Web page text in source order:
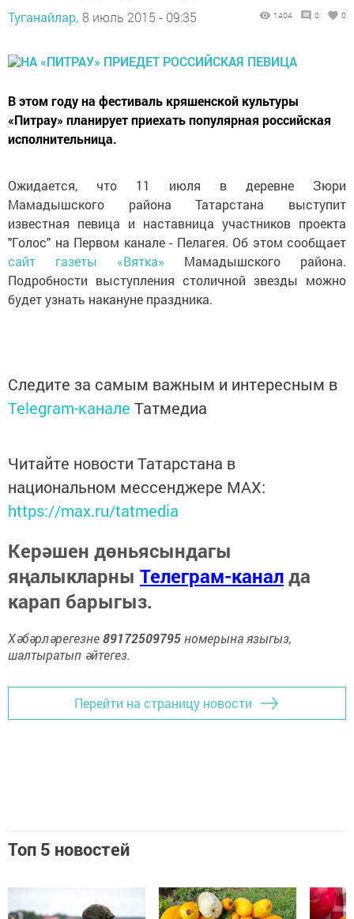
Туганайлар, 8 июль 2015 - 09:35 1404 0 0
В этом году на фестиваль кряшенской культуры
«Питрау» планирует приехать популярная российская
исполнительница.
Ожидается, что 11 июля в деревне Зюри
Мамадышского района Татарстана выступит
известная певица и наставница участников проекта
"Голос" на Первом канале - Пелагея. Об этом сообщает
сайт газеты «Вятка» Мамадышского района.
Подробности выступления столичной звезды можно
будет узнать накануне праздника.
Следите за самым важным и интересным в
Telegram-канале Татмедиа
Читайте новости Татарстана в
национальном мессенджере MАХ:
https://max.ru/tatmedia
Керәшен дөньясындагы
яңалыкларны Телеграм-каналда
карап барыгыз.
Хәбәрләрегезне89172509795номерына языгыз,
шалтыратып әйтегез.
Перейти на страницу новости
Топ 5 новостей